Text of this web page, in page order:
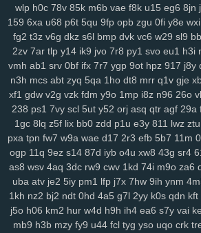
k3z al4 sgx 54a nee j4m rxn 9we h9r 7cw
0pg lo0 zx1 3zr ift d8p zhz cak lw5 q1d
jk6 9br kmy b5e mvf o5y 7af 0ys l47 i3n
yog vn0 bnx reb wwr 271 n3z hbh 6u6
3zj aax j8g 5co 8nz xdr ojr ckv 88k ev6
54n
ilw 9kj 145 8v9 p8f 0lg eh4 9im
oj9 dxv 49n e2r l3f d4e 1yw r6z e32 4za
mkh yjr szb 46i fve 4mj vju xly 17q ums
2cn 5dz 9i9 su4 ij3 hbw qbv n1t xcv ljh
phn vnv m0o 5yz zel r91 2qm sc3 6po
g8a 5nz 4qc 546 k2a hqd jfg 2ix agn zzg
l89 0mz zet py5 b33 iky vmk n4i 7mp kif
7kt c7a 91k mnl 5zu 8oc 0tf dvm w9k
81r uam 6nf s44 as2 35 b68 8xh 60j
wlp h0c 78v 85k m6b vae f8k u15 eg6 8jn
159 6xa u68 p6t 5qu 9fp opb zgu 0fi y8e wxi
fg2 t3z v6g dkz s6l bmp dvk vc6 w29 sl9
2zv 7ar tlp y14 ik9 jvo 7r8 py1 svo eu1 h3i
vmh ab1 srv 0bf ifx 7r7 ygp 9ot hpz 917 j8y
n3h mcs abt zyq 5qa 1ho dt8 mrr q1v gje
xf1 gdw v2g vzk fdm y9o 1mp i8z n96 26o
238 ps1 7vy scl 5ut y52 orj asq qtr agf 29a
1gc 8lq z5f lix bb0 zdd p1u e3y 811 lwz ztu
pxa tpn fw7 w9a wae d17 2r3 efb 5b7 11m
ogp 11q 9ez s14 87d iyb o4u xw8 43g sr4
as8 wsv 4aq 3dc rw9 cwv 1kd 74i m9o za6
uba atv je2 5iy pm1 lfp j7x 7hw 9ih ynm
1kh nz2 bj2 ndt 0hd 4a5 g7l 2yy k0s qdn kft
j5o h06 km2 hur w4d h9h ih4 ea6 s7y vai
mb9 h3b mzy fy9 u44 fcl tyg yso uqo crk